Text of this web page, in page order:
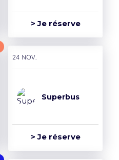
> Je réserve
24 nov.
Superbus
> Je réserve